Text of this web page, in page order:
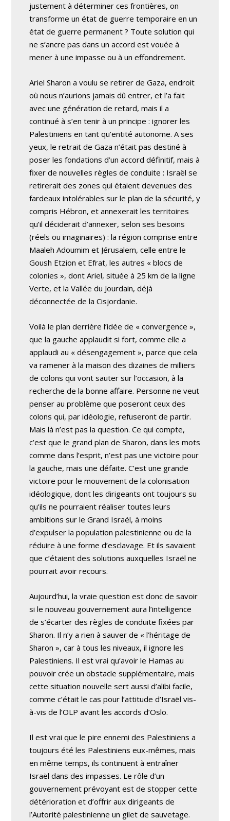
justement à déterminer ces frontières, on
transforme un état de guerre temporaire en un
état de guerre permanent ? Toute solution qui
ne s’ancre pas dans un accord est vouée à
mener à une impasse ou à un effondrement.
Ariel Sharon a voulu se retirer de Gaza, endroit
où nous n’aurions jamais dû entrer, et l’a fait
avec une génération de retard, mais il a
continué à s’en tenir à un principe : ignorer les
Palestiniens en tant qu’entité autonome. A ses
yeux, le retrait de Gaza n’était pas destiné à
poser les fondations d’un accord définitif, mais à
fixer de nouvelles règles de conduite : Israël se
retirerait des zones qui étaient devenues des
fardeaux intolérables sur le plan de la sécurité, y
compris Hébron, et annexerait les territoires
qu’il déciderait d’annexer, selon ses besoins
(réels ou imaginaires) : la région comprise entre
Maaleh Adoumim et Jérusalem, celle entre le
Goush Etzion et Efrat, les autres « blocs de
colonies », dont Ariel, située à 25 km de la ligne
Verte, et la Vallée du Jourdain, déjà
déconnectée de la Cisjordanie.
Voilà le plan derrière l’idée de « convergence »,
que la gauche applaudit si fort, comme elle a
applaudi au « désengagement », parce que cela
va ramener à la maison des dizaines de milliers
de colons qui vont sauter sur l’occasion, à la
recherche de la bonne affaire. Personne ne veut
penser au problème que poseront ceux des
colons qui, par idéologie, refuseront de partir.
Mais là n’est pas la question. Ce qui compte,
c’est que le grand plan de Sharon, dans les mots
comme dans l’esprit, n’est pas une victoire pour
la gauche, mais une défaite. C’est une grande
victoire pour le mouvement de la colonisation
idéologique, dont les dirigeants ont toujours su
qu’ils ne pourraient réaliser toutes leurs
ambitions sur le Grand Israël, à moins
d’expulser la population palestinienne ou de la
réduire à une forme d’esclavage. Et ils savaient
que c’étaient des solutions auxquelles Israël ne
pourrait avoir recours.
Aujourd’hui, la vraie question est donc de savoir
si le nouveau gouvernement aura l’intelligence
de s’écarter des règles de conduite fixées par
Sharon. Il n’y a rien à sauver de « l’héritage de
Sharon », car à tous les niveaux, il ignore les
Palestiniens. Il est vrai qu’avoir le Hamas au
pouvoir crée un obstacle supplémentaire, mais
cette situation nouvelle sert aussi d’alibi facile,
comme c’était le cas pour l’attitude d’Israël vis-
à-vis de l’OLP avant les accords d’Oslo.
Il est vrai que le pire ennemi des Palestiniens a
toujours été les Palestiniens eux-mêmes, mais
en même temps, ils continuent à entraîner
Israël dans des impasses. Le rôle d’un
gouvernement prévoyant est de stopper cette
détérioration et d’offrir aux dirigeants de
l’Autorité palestinienne un gilet de sauvetage.